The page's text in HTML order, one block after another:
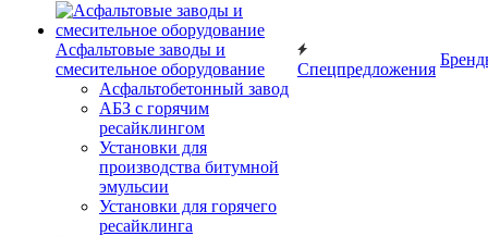
Асфальтовые заводы и
смесительное оборудование
Асфальтобетонный завод
АБЗ с горячим
ресайклингом
Установки для
производства битумной
эмульсии
Установки для горячего
ресайклинга
Спецпредложения